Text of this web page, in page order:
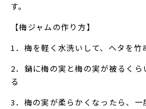
す。
【梅ジャムの作り方】
1．梅を軽く水洗いして、ヘタを竹
2．鍋に梅の実と梅の実が被るく
る
3．梅の実が柔らかくなったら、一